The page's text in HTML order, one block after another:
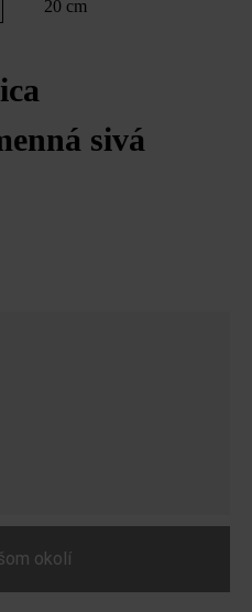
20 cm
sivá
okolí